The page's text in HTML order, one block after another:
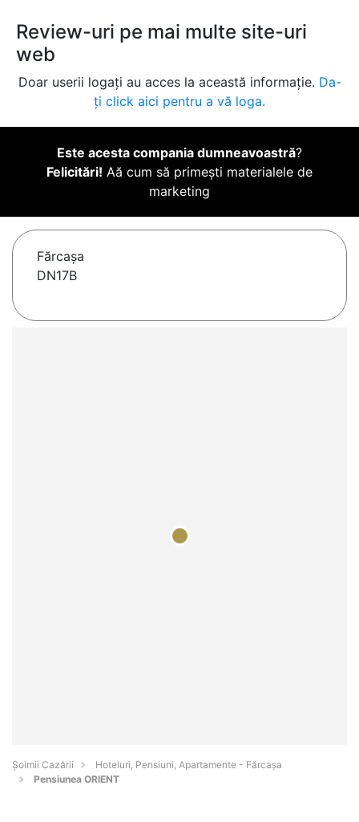
Review-uri pe mai multe site-uri
web
Doar userii logați au acces la această informație. Da-
ți click aici pentru a vă loga.
Este acesta compania dumneavoastră?
Felicitări! Aă cum să primești materialele de
marketing
Fărcaşa
DN17B
Șoimii Cazării
Hoteluri, Pensiuni, Apartamente - Fărcaşa
Pensiunea ORIENT